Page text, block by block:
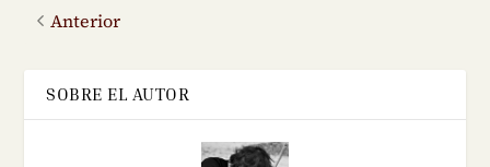
Anterior
SOBRE EL AUTOR